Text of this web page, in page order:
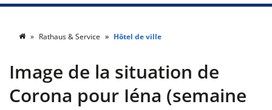
Rathaus & Service Hôtel de ville
Image de la situation de
Corona pour Iéna (semaine